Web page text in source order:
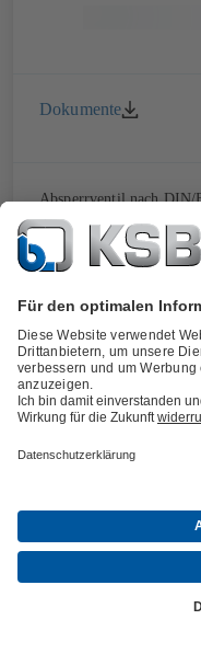
Dokumente
Absperrventil nach DIN/
EN 558/1,
Gehäuse, EPDM-
Durchgangsdichtung
wartungsfrei, voll
BOACHEM-FSA